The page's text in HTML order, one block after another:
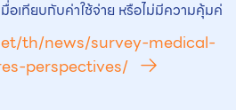
มื่อเทียบกับค่าใช้จ่าย หรือไม่มีความคุ้มค่
th/news/survey-medical-
perspectives/